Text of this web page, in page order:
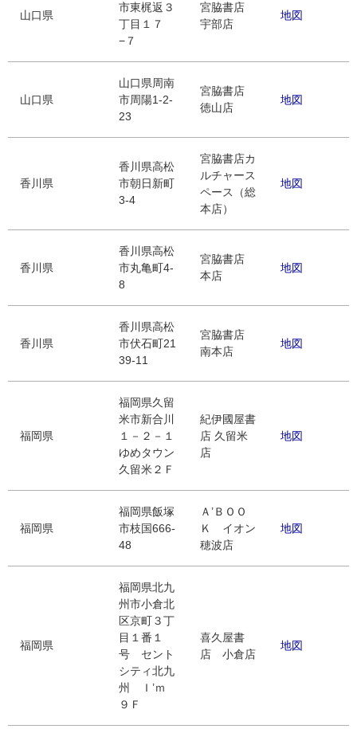
山口県
市東梶返３
丁目１７
−７
宮脇書店
宇部店
地図
山口県
山口県周南
市周陽1-2-
23
宮脇書店
徳山店
地図
香川県
香川県高松
市朝日新町
3-4
宮脇書店カ
ルチャース
ペース（総
本店）
地図
香川県
香川県高松
市丸亀町4-
8
宮脇書店
本店
地図
香川県
香川県高松
市伏石町21
39-11
宮脇書店
南本店
地図
福岡県
福岡県久留
米市新合川
１－２－１
ゆめタウン
久留米２Ｆ
紀伊國屋書
店 久留米
店
地図
福岡県
福岡県飯塚
市枝国666-
48
Ａ’ＢＯＯ
Ｋ イオン
穂波店
地図
福岡県
福岡県北九
州市小倉北
区京町３丁
目１番１
号 セント
シティ北九
州 Ｉ’ｍ
９Ｆ
喜久屋書
店 小倉店
地図